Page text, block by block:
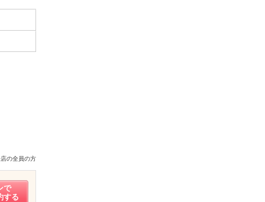
の全員の方
で
する